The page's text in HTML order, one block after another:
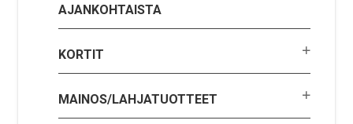
AJANKOHTAISTA
KORTIT
MAINOS/LAHJATUOTTEET